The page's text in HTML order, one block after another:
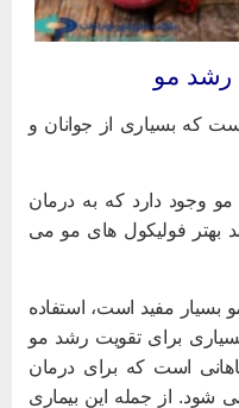
مو
بسیاری از جوانان و
دارد که به درمان
فولیکول های مو می
مفید است، استفاده
برای تقویت رشد مو
است که برای درمان
از جمله این بیماری